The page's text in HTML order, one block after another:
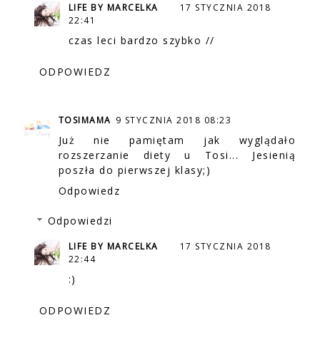
LIFE BY MARCELKA
17 STYCZNIA 2018
22:41
czas leci bardzo szybko //
ODPOWIEDZ
TOSIMAMA 9 STYCZNIA 2018 08:23
Już nie pamiętam jak wyglądało
rozszerzanie diety u Tosi... Jesienią
poszła do pierwszej klasy;)
Odpowiedz
Odpowiedzi
LIFE BY MARCELKA
17 STYCZNIA 2018
22:44
:)
ODPOWIEDZ